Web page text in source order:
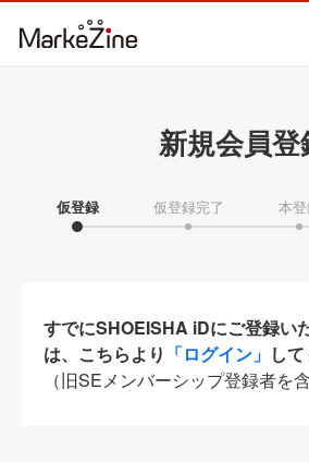
新規会員登
仮登録 仮登録完了 本
すでにSHOEISHA iDにご登録い
は、こちらより 「ログイン」 して
（旧SEメンバーシップ登録者を含